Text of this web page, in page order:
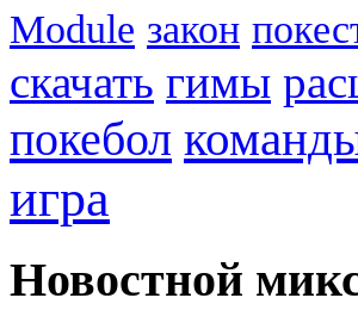
Module закон
скачать гимы
покебол
игра
Новостной